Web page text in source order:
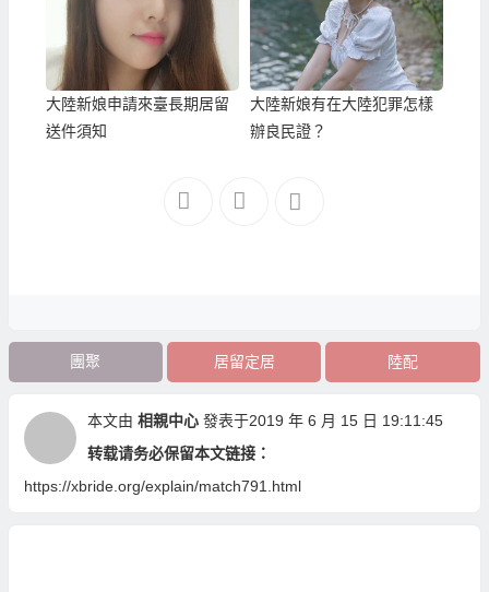
大陸新娘申請來臺長期居留
送件須知
大陸新娘有在大陸犯罪怎樣
辦良民證？
團聚 居留定居 陸配
本文由 相親中心 發表于2019 年 6 月 15 日 19:11:45
转载请务必保留本文链接：
https://xbride.org/explain/match791.html